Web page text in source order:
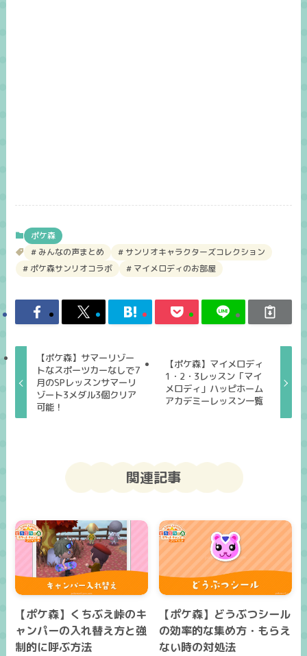
ポケ森
みんなの声まとめ
サンリオキャラクターズコレクション
ポケ森サンリオコラボ
マイメロディのお部屋
【ポケ森】サマーリゾー
トなスポーツカーなしで7
月のSPレッスンサマーリ
ゾート3メダル3個クリア
可能！
【ポケ森】マイメロディ
1・2・3レッスン「マイ
メロディ」ハッピホーム
アカデミーレッスン一覧
関連記事
【ポケ森】くちぶえ峠のキ
ャンパーの入れ替え方と強
制的に呼ぶ方法
【ポケ森】どうぶつシール
の効率的な集め方・もらえ
ない時の対処法